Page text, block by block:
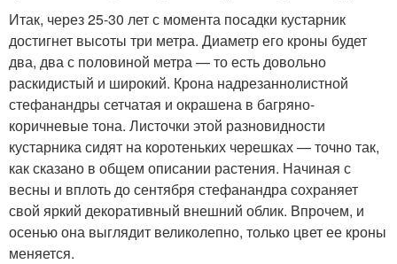
Итак, через 25-30 лет с момента посадки кустарник
достигнет высоты три метра. Диаметр его кроны будет
два, два с половиной метра — то есть довольно
раскидистый и широкий. Крона надрезаннолистной
стефанандры сетчатая и окрашена в багряно-
коричневые тона. Листочки этой разновидности
кустарника сидят на коротеньких черешках — точно так,
как сказано в общем описании растения. Начиная с
весны и вплоть до сентября стефанандра сохраняет
свой яркий декоративный внешний облик. Впрочем, и
осенью она выглядит великолепно, только цвет ее кроны
меняется.